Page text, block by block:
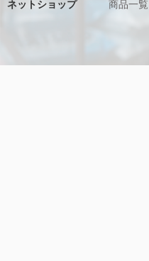
ネットショップ 商品一覧